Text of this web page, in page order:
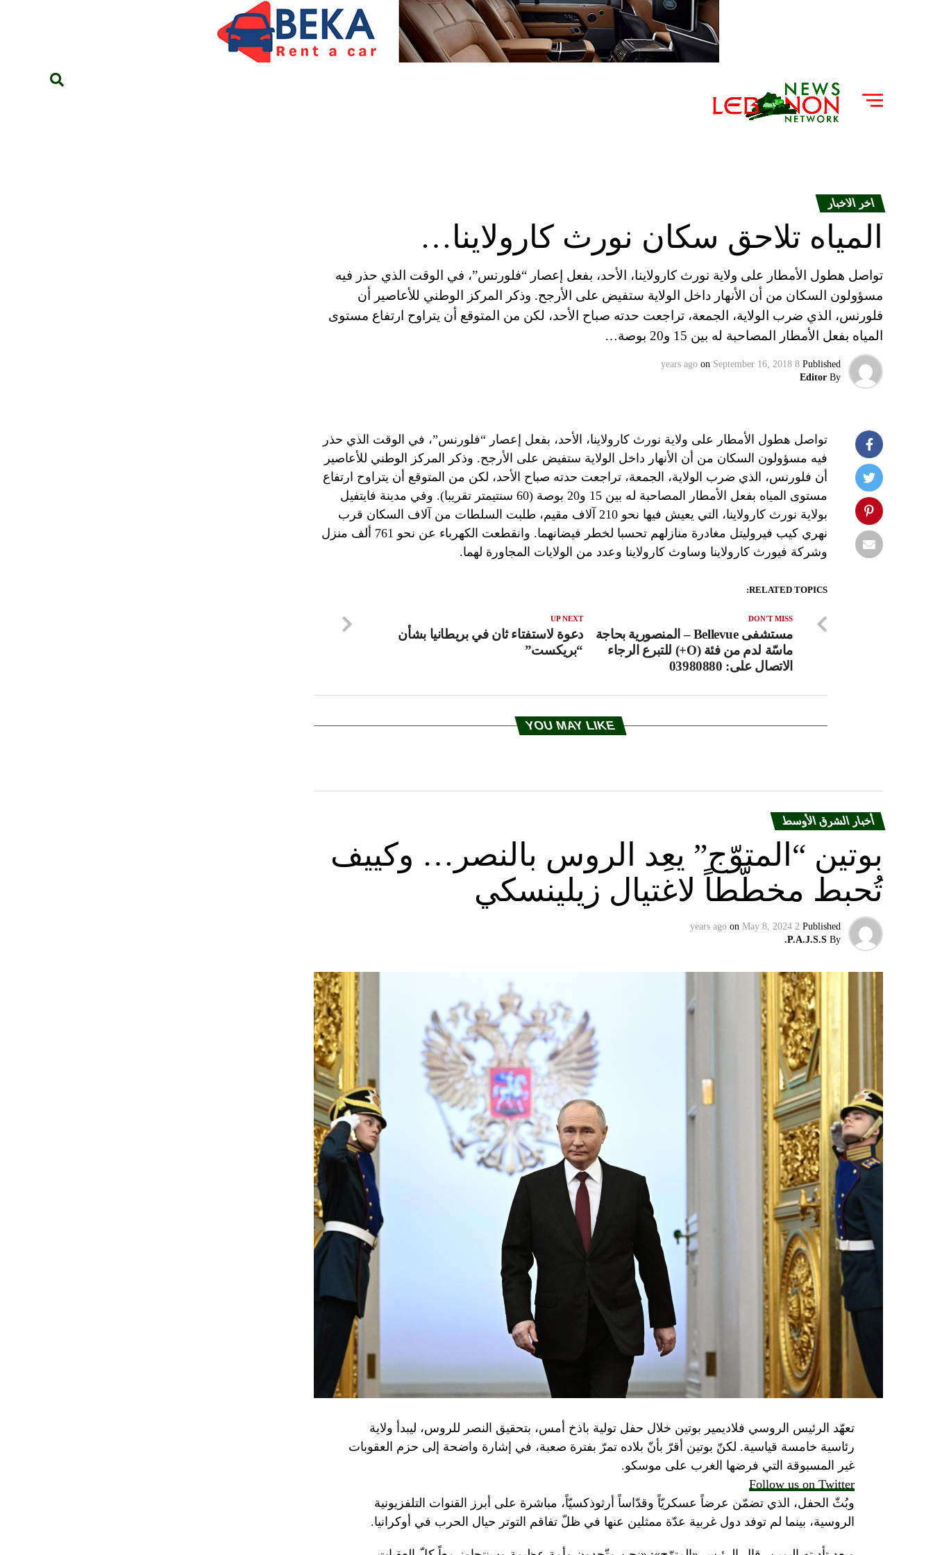
اخر الاخبار
المياه تلاحق سكان نورث كارولاينا…
تواصل هطول الأمطار على ولاية نورث كارولاينا، الأحد، بفعل إعصار “فلورنس”، في الوقت الذي حذر فيه
مسؤولون السكان من أن الأنهار داخل الولاية ستفيض على الأرجح. وذكر المركز الوطني للأعاصير أن
فلورنس، الذي ضرب الولاية، الجمعة، تراجعت حدته صباح الأحد، لكن من المتوقع أن يتراوح ارتفاع مستوى
المياه بفعل الأمطار المصاحبة له بين 15 و20 بوصة…
Published
8 years ago
on September 16, 2018
By
Editor
تواصل هطول الأمطار على ولاية نورث كارولاينا، الأحد، بفعل إعصار “فلورنس”، في الوقت الذي حذر
فيه مسؤولون السكان من أن الأنهار داخل الولاية ستفيض على الأرجح. وذكر المركز الوطني للأعاصير
أن فلورنس، الذي ضرب الولاية، الجمعة، تراجعت حدته صباح الأحد، لكن من المتوقع أن يتراوح ارتفاع
مستوى المياه بفعل الأمطار المصاحبة له بين 15 و20 بوصة (60 سنتيمتر تقريبا). وفي مدينة فايتفيل
بولاية نورث كارولاينا، التي يعيش فيها نحو 210 آلاف مقيم، طلبت السلطات من آلاف السكان قرب
نهري كيب فيروليتل مغادرة منازلهم تحسبا لخطر فيضانهما. وانقطعت الكهرباء عن نحو 761 ألف منزل
وشركة فيورث كارولاينا وساوث كارولاينا وعدد من الولايات المجاورة لهما.
RELATED TOPICS:
UP NEXT
دعوة لاستفتاء ثان في بريطانيا بشأن
“بريكست”
DON'T MISS
مستشفى Bellevue – المنصورية بحاجة
ماسّة لدم من فئة (O+) للتبرع الرجاء
الاتصال على: 03980880
YOU MAY LIKE
أخبار الشرق الأوسط
بوتين “المتوّج” يعِد الروس بالنصر… وكييف
تُحبط مخطّطاً لاغتيال زيلينسكي
Published
2 years ago
on May 8, 2024
By
P.A.J.S.S.
تعهّد الرئيس الروسي فلاديمير بوتين خلال حفل تولية باذخ أمس، بتحقيق النصر للروس، ليبدأ ولاية
رئاسية خامسة قياسية. لكنّ بوتين أقرّ بأنّ بلاده تمرّ بفترة صعبة، في إشارة واضحة إلى حزم العقوبات
غير المسبوقة التي فرضها الغرب على موسكو.
Follow us on Twitter
وبُثّ الحفل، الذي تضمّن عرضاً عسكريّاً وقدّاساً أرثوذكسيّاً، مباشرة على أبرز القنوات التلفزيونية
الروسية، بينما لم توفد دول غربية عدّة ممثلين عنها في ظلّ تفاقم التوتر حيال الحرب في أوكرانيا.